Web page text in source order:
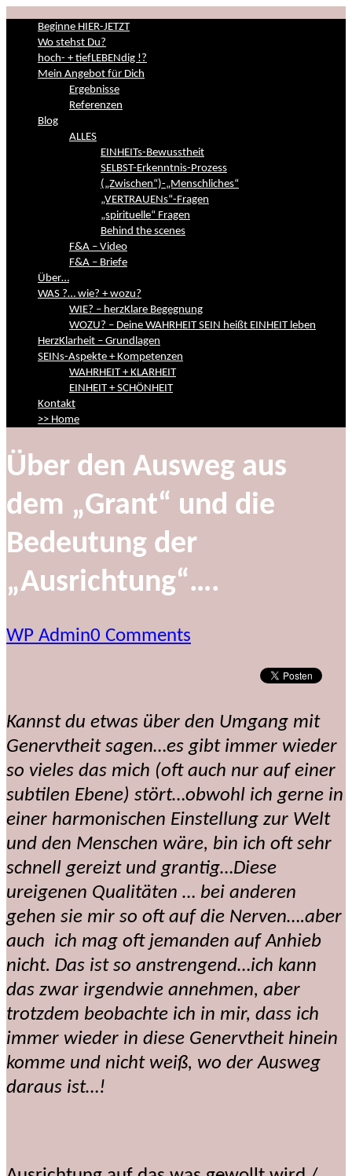
Beginne HIER-JETZT
Wo stehst Du?
hoch- + tiefLEBENdig !?
Mein Angebot für Dich
Ergebnisse
Referenzen
Blog
ALLES
EINHEITs-Bewusstheit
SELBST-Erkenntnis-Prozess
(„Zwischen“)-„Menschliches“
„VERTRAUENs“-Fragen
„spirituelle“ Fragen
Behind the scenes
F&A – Video
F&A – Briefe
Über…
WAS ?… wie? + wozu?
WIE? – herzKlare Begegnung
WOZU? – Deine WAHRHEIT SEIN heißt EINHEIT leben
HerzKlarheit – Grundlagen
SEINs-Aspekte + Kompetenzen
WAHRHEIT + KLARHEIT
EINHEIT + SCHÖNHEIT
Kontakt
>> Home
Über den Ausweg aus
dem „Grant“ und die
Bedeutung der
„Ausrichtung“….
WP Admin0 Comments
Kannst du etwas über den Umgang mit
Genervtheit sagen…es gibt immer wieder
so vieles das mich (oft auch nur auf einer
subtilen Ebene) stört…obwohl ich gerne in
einer harmonischen Einstellung zur Welt
und den Menschen wäre, bin ich oft sehr
schnell gereizt und grantig…Diese
ureigenen Qualitäten … bei anderen
gehen sie mir so oft auf die Nerven….aber
auch ich mag oft jemanden auf Anhieb
nicht. Das ist so anstrengend…ich kann
das zwar irgendwie annehmen, aber
trotzdem beobachte ich in mir, dass ich
immer wieder in diese Genervtheit hinein
komme und nicht weiß, wo der Ausweg
daraus ist…!